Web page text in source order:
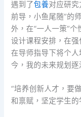
遇到了包養对应研究
前导，小鱼尾随”的
外，在“一人一策”
设计课程安排，在
在导师指导下将个
今，我的未来规划
“培养创新人才，要
和禀赋，坚定学生的